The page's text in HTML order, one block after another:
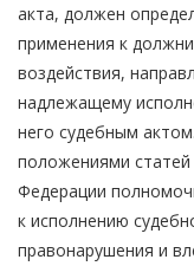
акта, должен
применения к
воздействия,
надлежащему
него судебным
положениями статей
Федерации
к исполнению
правонарушения и